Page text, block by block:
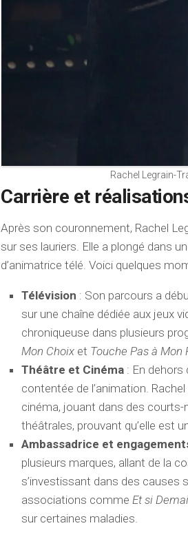
Rachel Legrain-
Carrière et
Après son couronnement, Rachel
sur ses lauriers. Elle a plongé dans
d’animatrice télé. Voici quelques
Télévision : Son parcours a
sur une chaîne dédiée aux jeux
chroniqueuse dans plusieurs
Mon Choix et Touche Pas à Mon
Théâtre et Cinéma : En dehors
contentée de l’animation.
cinéma, jouant dans des
théâtrales, prouvant qu’elle est
Ambassadrice et
plusieurs marques, allant de la
s’investissant dans des causes
associations commeEt si
sur certaines maladies.